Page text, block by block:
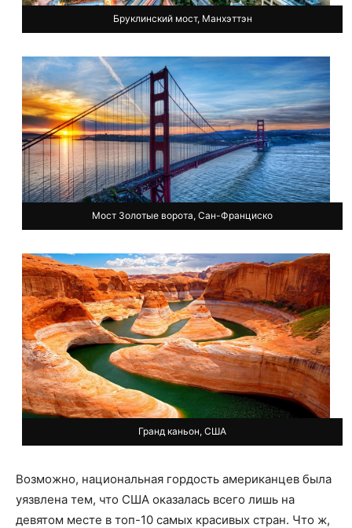
Бруклинский мост, Манхэттэн
Мост Золотые ворота, Сан-Франциско
Гранд каньон, США
Возможно, национальная гордость американцев была
уязвлена тем, что США оказалась всего лишь на
девятом месте в топ-10 самых красивых стран. Что ж,